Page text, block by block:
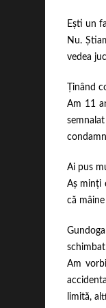
Ești un
Nu.
vedea
Ținând
Am 11
Ai pus
Aș minți
că
Am
limită,